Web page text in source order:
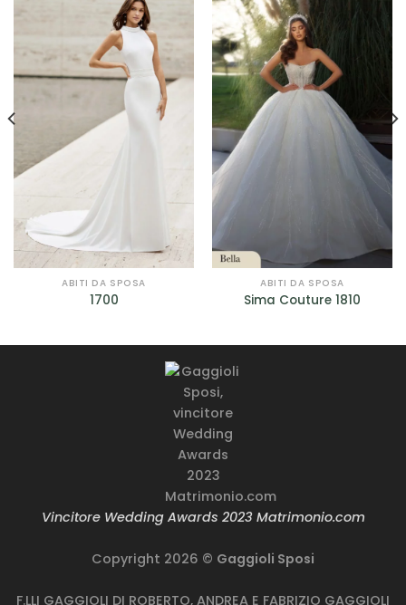
AGGIUNGI
ALLA TUA
LISTA DEI
DESIDERI
ABITI DA SPOSA
1700
AGGIUNGI
ALLA TUA
LISTA DEI
DESIDERI
ABITI DA SPOSA
Sima Couture 1810
Vincitore Wedding Awards 2023 Matrimonio.com
Copyright 2026 © Gaggioli Sposi
F.LLI GAGGIOLI DI ROBERTO, ANDREA E FABRIZIO GAGGIOLI